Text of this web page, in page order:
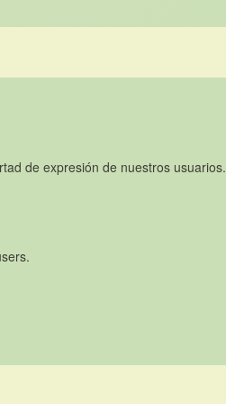
de expresión de nuestros usuarios.